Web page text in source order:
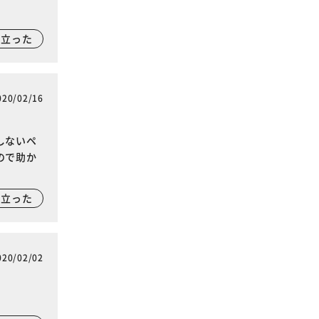
った
02/16
ないペ
で助か
った
02/02